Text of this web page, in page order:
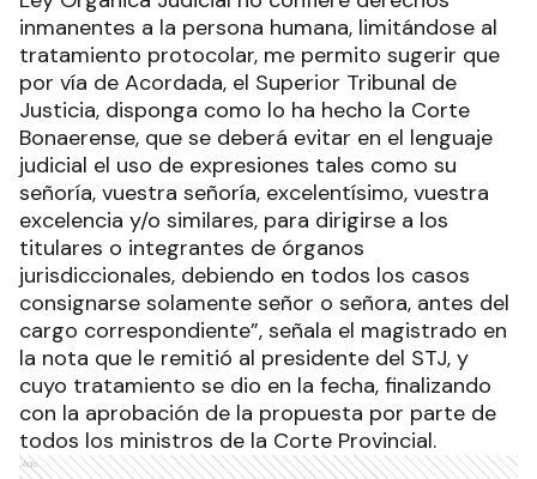
inmanentes a la persona humana, limitándose al
tratamiento protocolar, me permito sugerir que
por vía de Acordada, el Superior Tribunal de
Justicia, disponga como lo ha hecho la Corte
Bonaerense, que se deberá evitar en el lenguaje
judicial el uso de expresiones tales como su
señoría, vuestra señoría, excelentísimo, vuestra
excelencia y/o similares, para dirigirse a los
titulares o integrantes de órganos
jurisdiccionales, debiendo en todos los casos
consignarse solamente señor o señora, antes del
cargo correspondiente”, señala el magistrado en
la nota que le remitió al presidente del STJ, y
cuyo tratamiento se dio en la fecha, finalizando
con la aprobación de la propuesta por parte de
todos los ministros de la Corte Provincial.
Ads